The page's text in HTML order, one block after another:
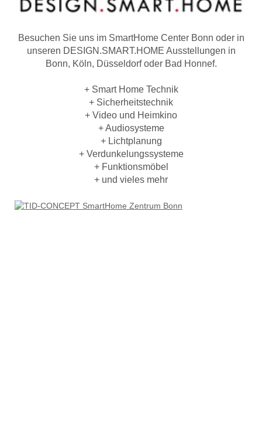
Besuchen Sie uns im SmartHome Center Bonn oder in
unseren DESIGN.SMART.HOME Ausstellungen in
Bonn, Köln, Düsseldorf oder Bad Honnef.
+ Smart Home Technik
+ Sicherheitstechnik
+ Video und Heimkino
+ Audiosysteme
+ Lichtplanung
+ Verdunkelungssysteme
+ Funktionsmöbel
+ und vieles mehr